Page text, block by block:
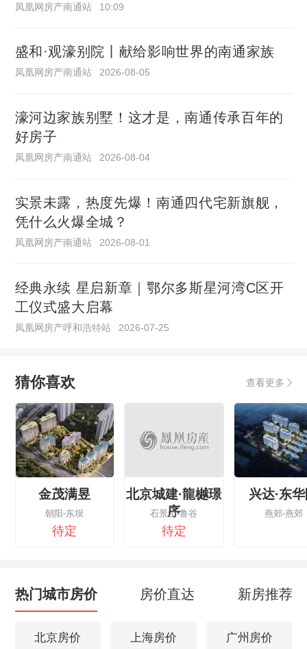
凤凰网房产南通站 10:09
盛和·观濠别院丨献给影响世界的南通家族
凤凰网房产南通站 2026-08-05
濠河边家族别墅！这才是，南通传承百年的
好房子
凤凰网房产南通站 2026-08-04
实景未露，热度先爆！南通四代宅新旗舰，
凭什么火爆全城？
凤凰网房产南通站 2026-08-01
经典永续 星启新章｜鄂尔多斯星河湾C区开
工仪式盛大启幕
凤凰网房产呼和浩特站 2026-07-25
猜你喜欢 查看更多
金茂满昱
朝阳-东坝
待定
北京城建·龍樾璟
序
石景山-鲁谷
待定
兴达·东
燕郊-燕郊
热门城市房价 房价直达 新房推荐
北京房价 上海房价 广州房价